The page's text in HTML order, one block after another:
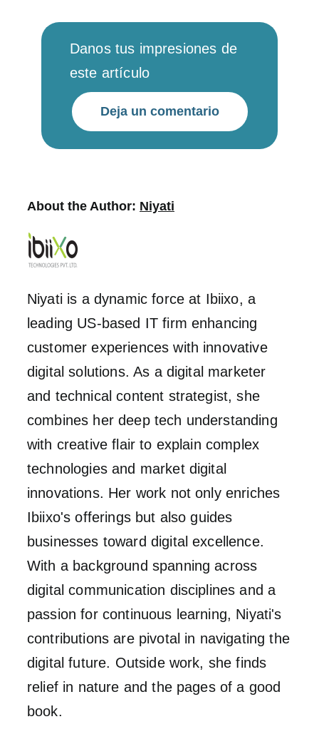
Danos tus impresiones de
este artículo
Deja un comentario
About the Author: Niyati
Niyati is a dynamic force at Ibiixo, a
leading US-based IT firm enhancing
customer experiences with innovative
digital solutions. As a digital marketer
and technical content strategist, she
combines her deep tech understanding
with creative flair to explain complex
technologies and market digital
innovations. Her work not only enriches
Ibiixo's offerings but also guides
businesses toward digital excellence.
With a background spanning across
digital communication disciplines and a
passion for continuous learning, Niyati's
contributions are pivotal in navigating the
digital future. Outside work, she finds
relief in nature and the pages of a good
book.